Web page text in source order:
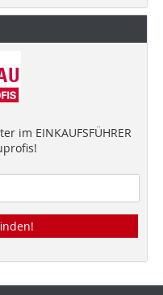
im EINKAUFSFÜHRER